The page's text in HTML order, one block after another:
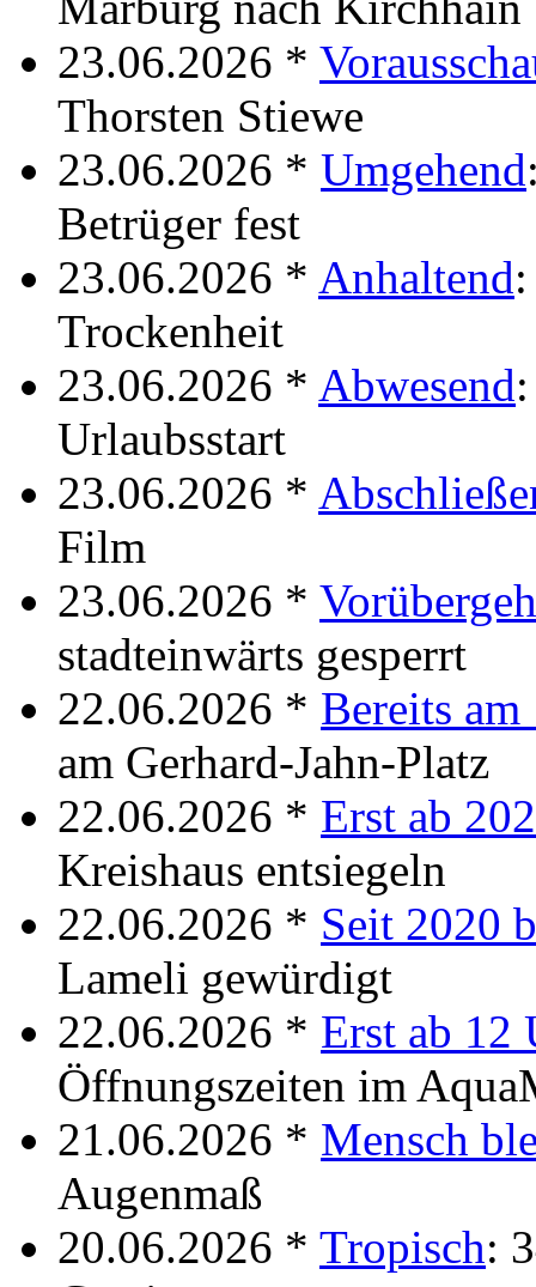
23.06.2026 *
Thorsten Stiewe
23.06.2026 * Umgehend
Betrüger fest
23.06.2026 * Anhaltend
Trockenheit
23.06.2026 * Abwesend
Urlaubsstart
23.06.2026 *
Film
23.06.2026 *
stadteinwärts gesperrt
22.06.2026 * Bereits
am Gerhard-Jahn-Platz
22.06.2026 * Erst ab
Kreishaus entsiegeln
22.06.2026 * Seit 2020
Lameli gewürdigt
22.06.2026 * Erst ab 12
Öffnungszeiten im
21.06.2026 * Mensch
Augenmaß
20.06.2026 * Tropisch: